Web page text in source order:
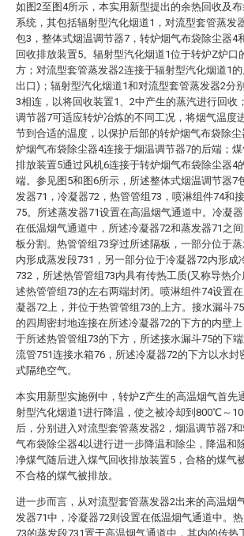
如图2至图4所示，本实用新型提出的余热回收及
系统，其包括辐射型汽化烟道1，对流型套管蒸发
包3，整体式烟温调节器7，转炉烟气布袋除尘器4
回收排放装置5。辐射型汽化烟道1位于转炉Z炉口
方；对流型套管蒸发器2连接于辐射型汽化烟道1的
出口)；辐射型汽化烟道1和对流型套管蒸发器2分
3相连，以将回收装置1、2中产生的蒸汽进行回收
调节器7可适应转炉冶炼的不同工况，将烟气温度
节到合适的温度，以保护后部的转炉烟气布袋除尘
炉烟气布袋除尘器4连接于烟温调节器7的后端；
排放装置5通过风机6连接于转炉烟气布袋除尘器4
端。参见图5和图6所示，所述整体式烟温调节器7
发器71，冷凝器72，热管管组73，喷淋组件74和
75。所述蒸发器71设置在高温烟气通道中。冷凝
在低温烟气通道中，所述冷凝器72和蒸发器71之
板分割。热管管组73穿过所述隔板，一部分位于蒸
内形成蒸发段731，另一部分位于冷凝器72内形成
732，所述热管管组73内具有传热工质(又称导热
述热管管组73的左右两端封闭。喷淋组件74设置
凝器72上，并位于热管管组73的上方。接水漏斗
的四周密封地连接在所述冷凝器72的下方的内壁
于所述热管管组73的下方，所述接水漏斗75的下端
流管751连接水箱76，所述冷凝器72的下方以水封
式隔绝空气。
本实用新型实施例中，转炉Z产生的高温烟气首先
射型汽化烟道1进行降温，使之被冷却到800℃～
后，分别进入对流型套管蒸发器2，烟温调节器7
气布袋除尘器4以进行进一步降温和除尘，降温和
净煤气随后进入煤气回收排放装置5，合格的煤气
不合格的煤气被排放。
进一步而言，从对流型套管蒸发器2出来的高温烟
发器71中，冷凝器72则设置在低温烟气通道中。
73的蒸发段731置于高温烟气通道中，其内的传热